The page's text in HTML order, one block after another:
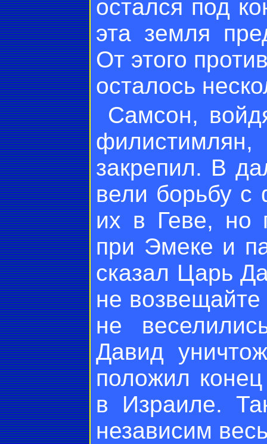
остался под
эта земля
От этого
осталось
Самсон,
закрепил. В
вели борьбу
их в Геве, но
при Эмеке и
сказал Царь
не
не
Давид
положил
в Израиле.
независим